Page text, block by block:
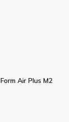
Air Plus M2